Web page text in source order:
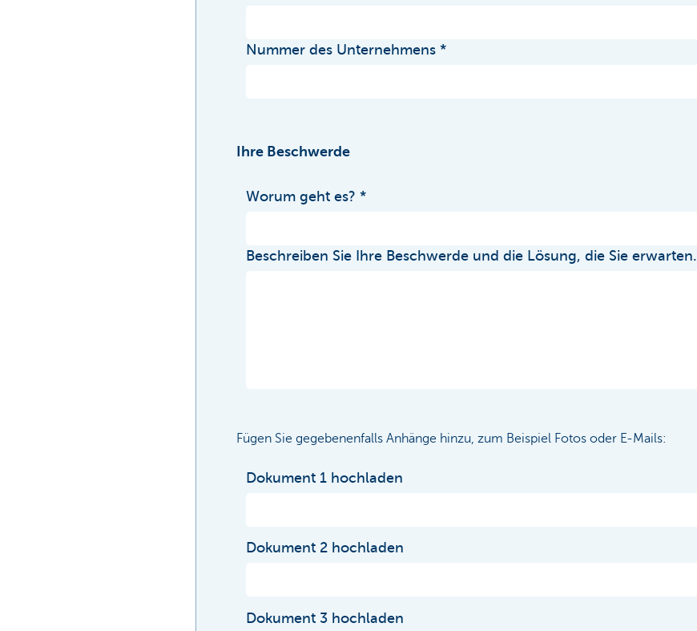
Nummer des Unternehmens
Ihre Beschwerde
Worum geht es?
Beschreiben Sie Ihre Beschwerde und die Lösung, die Sie erwarten.
Fügen Sie gegebenenfalls Anhänge hinzu, zum Beispiel Fotos oder E-Mails:
Dokument 1 hochladen
Dokument 2 hochladen
Dokument 3 hochladen